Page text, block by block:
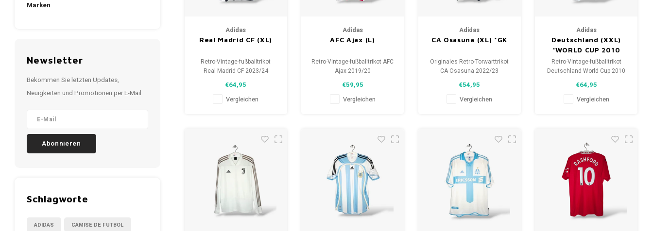
Marken
Newsletter
Bekommen Sie letzten Updates,
Neuigkeiten und Promotionen per E-Mail
Abonnieren
Schlagworte
ADIDAS CAMISE DE FUTBOL
Adidas
Real Madrid CF (XL)
Retro-Vintage-fußballtrikot
Real Madrid CF 2023/24
Gesamtzustand des Hemdes:
10/10 (gebraucht)
€64,95
Vergleichen
Adidas
AFC Ajax (L)
Retro-Vintage-fußballtrikot AFC
Ajax 2019/20
Gesamtzustand des Hemdes:
10/10 (gebraucht)
€59,95
Vergleichen
Adidas
CA Osasuna (XL) *GK
Originales Retro-Torwarttrikot
CA Osasuna 2022/23
Zustand: 9.5/10 (gebracht)
€54,95
Vergleichen
Adidas
Deutschland (XXL)
*WORLD CUP 2010
Retro-Vintage-fußballtrikot
Deutschland World Cup 2010
Gesamtzustand des Hemdes:
9.5/10 (gebraucht)
€64,95
Vergleichen